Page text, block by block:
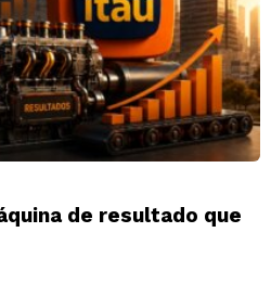
de resultado que